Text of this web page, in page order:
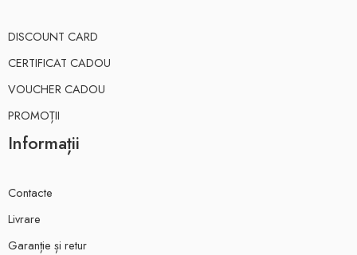
DISCOUNT CARD
CERTIFICAT CADOU
VOUCHER CADOU
PROMOȚII
Informații
Contacte
Livrare
Garanție și retur